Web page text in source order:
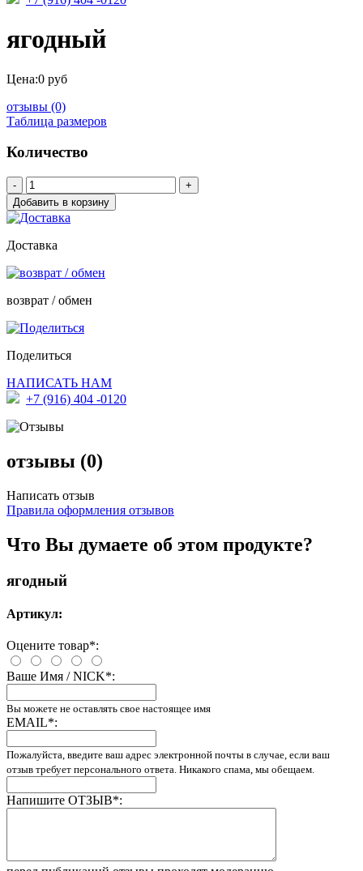
ягодный
Цена:0 руб
отзывы (0)
Таблица размеров
Количество
- +
Доставка
возврат / обмен
Поделиться
НАПИСАТЬ НАМ
+7 (916) 404 -0120
отзывы (0)
Написать отзыв
Правила оформления отзывов
Что Вы думаете об этом продукте?
ягодный
Артикул:
Оцените товар*:
Ваше Имя / NICK*:
Вы можете не оставлять свое настоящее имя
EMAIL*:
Пожалуйста, введите ваш адрес электронной почты в случае, если ваш
отзыв требует персонального ответа. Никакого спама, мы обещаем.
Напишите ОТЗЫВ*: